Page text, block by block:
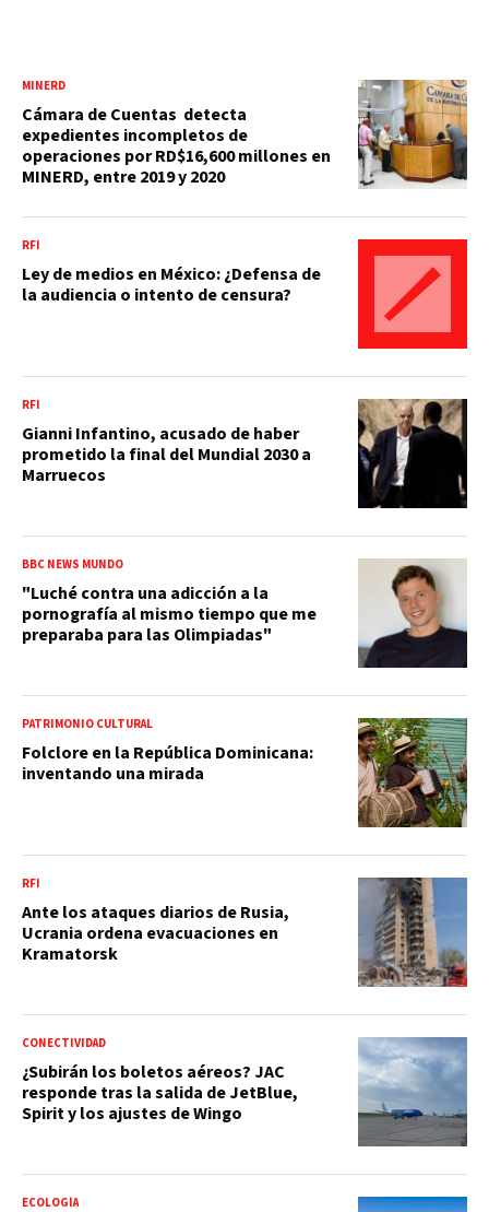
MINERD
Cámara de Cuentas detecta
expedientes incompletos de
operaciones por RD$16,600 millones en
MINERD, entre 2019 y 2020
RFI
Ley de medios en México: ¿Defensa de
la audiencia o intento de censura?
RFI
Gianni Infantino, acusado de haber
prometido la final del Mundial 2030 a
Marruecos
BBC NEWS MUNDO
"Luché contra una adicción a la
pornografía al mismo tiempo que me
preparaba para las Olimpiadas"
PATRIMONIO CULTURAL
Folclore en la República Dominicana:
inventando una mirada
RFI
Ante los ataques diarios de Rusia,
Ucrania ordena evacuaciones en
Kramatorsk
CONECTIVIDAD
¿Subirán los boletos aéreos? JAC
responde tras la salida de JetBlue,
Spirit y los ajustes de Wingo
ECOLOGÍA